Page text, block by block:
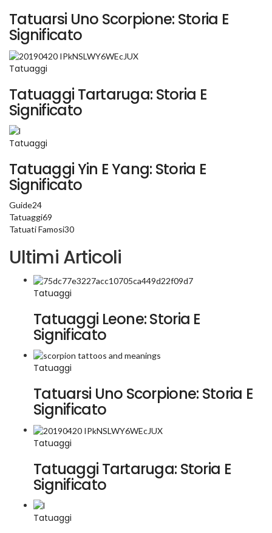
Tatuarsi Uno Scorpione: Storia E
Significato
Tatuaggi
Tatuaggi Tartaruga: Storia E
Significato
Tatuaggi
Tatuaggi Yin E Yang: Storia E
Significato
Guide24
Tatuaggi69
Tatuati Famosi30
Ultimi Articoli
Tatuaggi
Tatuaggi Leone: Storia E
Significato
Tatuaggi
Tatuarsi Uno Scorpione: Storia E
Significato
Tatuaggi
Tatuaggi Tartaruga: Storia E
Significato
Tatuaggi